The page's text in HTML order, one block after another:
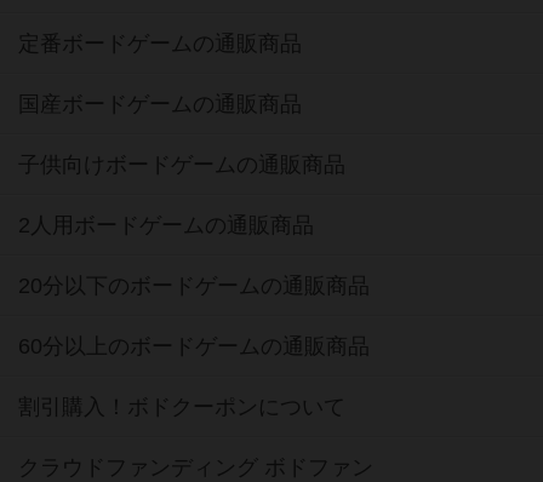
定番ボードゲームの通販商品
国産ボードゲームの通販商品
子供向けボードゲームの通販商品
2人用ボードゲームの通販商品
20分以下のボードゲームの通販商品
60分以上のボードゲームの通販商品
割引購入！ボドクーポンについて
クラウドファンディング ボドファン